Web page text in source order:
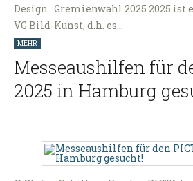
Design Gremienwahl 2025 2025 ist
VG Bild-Kunst, d.h. es…
MEHR
Messeaushilfen für
2025 in Hamburg